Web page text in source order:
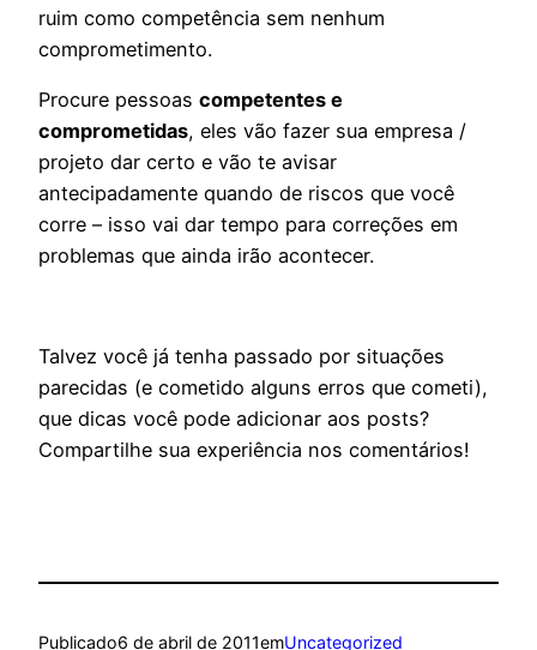
ruim como competência sem nenhum
comprometimento.
Procure pessoas competentes e
comprometidas, eles vão fazer sua empresa /
projeto dar certo e vão te avisar
antecipadamente quando de riscos que você
corre – isso vai dar tempo para correções em
problemas que ainda irão acontecer.
Talvez você já tenha passado por situações
parecidas (e cometido alguns erros que cometi),
que dicas você pode adicionar aos posts?
Compartilhe sua experiência nos comentários!
Publicado6 de abril de 2011emUncategorized